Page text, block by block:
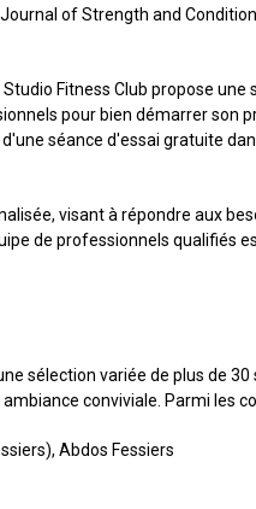
of Strength and
Fitness Club propose
pour bien démarrer son
séance d'essai gratuite
visant à répondre aux
de professionnels qualifiés
sélection variée de plus de
conviviale. Parmi les
Abdos Fessiers